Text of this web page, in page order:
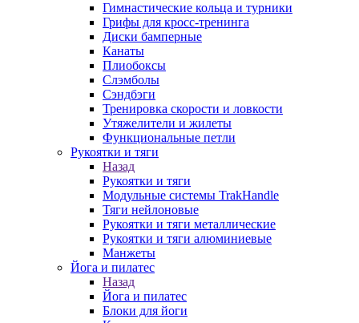
Гимнастические кольца и турники
Грифы для кросс-тренинга
Диски бамперные
Канаты
Плиобоксы
Слэмболы
Сэндбэги
Тренировка скорости и ловкости
Утяжелители и жилеты
Функциональные петли
Рукоятки и тяги
Назад
Рукоятки и тяги
Модульные системы TrakHandle
Тяги нейлоновые
Рукоятки и тяги металлические
Рукоятки и тяги алюминиевые
Манжеты
Йога и пилатес
Назад
Йога и пилатес
Блоки для йоги